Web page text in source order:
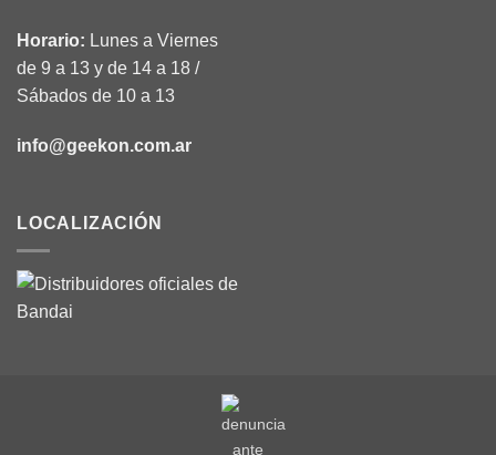
Horario: Lunes a Viernes
de 9 a 13 y de 14 a 18 /
Sábados de 10 a 13
info@geekon.com.ar
LOCALIZACIÓN